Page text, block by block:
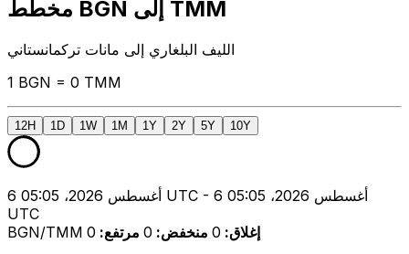
مخطط BGN إلى TMM
الليف البلغاري إلى مانات تركمانستاني
1 BGN = 0 TMM
12H 1D 1W 1M 1Y 2Y 5Y 10Y
6 أغسطس 2026، 05:05 UTC - 6 أغسطس 2026، 05:05
UTC
BGN/TMM
إغلاق:
0 منخفض:
0 مرتفع:
0